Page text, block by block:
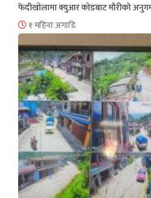
फेदीखोलामा क्युआर कोडबाट मौरीको
१ महिना अगाडि